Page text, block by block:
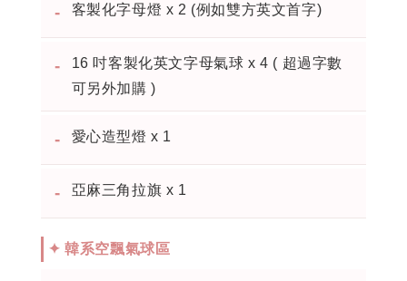
- 客製化字母燈 x 2 (例如雙方英文首字)
-
16 吋客製化英文字母氣球 x 4 ( 超過字數
可另外加購 )
- 愛心造型燈 x 1
- 亞麻三角拉旗 x 1
✦ 韓系空飄氣球區